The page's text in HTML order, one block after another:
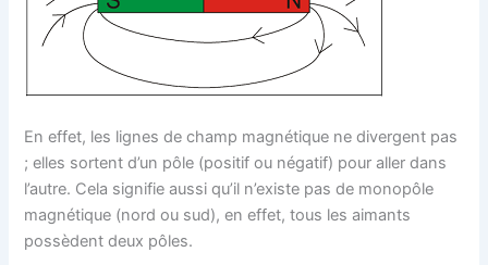
En effet, les lignes de champ magnétique ne divergent pas
; elles sortent d’un pôle (positif ou négatif) pour aller dans
l’autre. Cela signifie aussi qu’il n’existe pas de monopôle
magnétique (nord ou sud), en effet, tous les aimants
possèdent deux pôles.